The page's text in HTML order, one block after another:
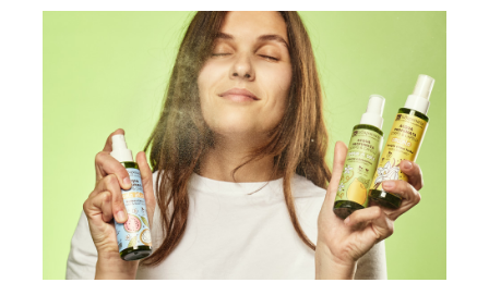
certo legate all’aspetto fisico, e sono altrettante
sfumature a renderci uniche e speciali, compresi
quei piccoli difetti che fanno parte di ognuna di noi!